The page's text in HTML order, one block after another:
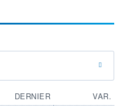
DERNIER
VAR.